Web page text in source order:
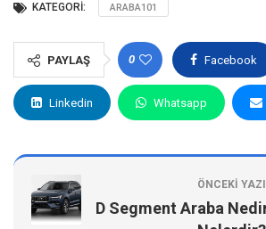
KATEGORI: ARABA101
PAYLAŞ 0 Facebook
Linkedin Whatsapp
ÖNCEKI YAZI
D Segment Araba